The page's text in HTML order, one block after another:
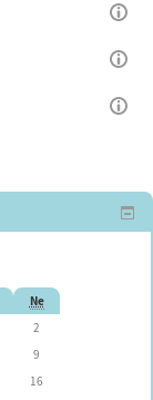
Ne
2
9
16